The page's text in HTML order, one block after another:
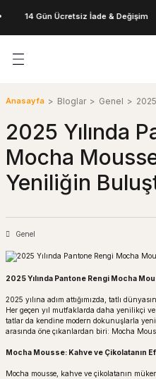
14 Gün Ücretsiz İade & Değişim
Geri Dön
Geri Dön
Geri Dön
Geri Dön
Anasayfa Bloglar Genel
2025 Yılında
Mocha
Yeniliğin
Genel
2025 Yılında Pantone Rengi Mocha
2025 yılına adım attığımızda, tatlı
Her geçen yıl mutfaklarda daha yenilikçi
tatlar da kendine modern dokunuşlarla
arasında öne çıkanlardan biri: Mocha
Mocha Mousse: Kahve ve Çikolatanın
Mocha mousse, kahve ve çikolatanın